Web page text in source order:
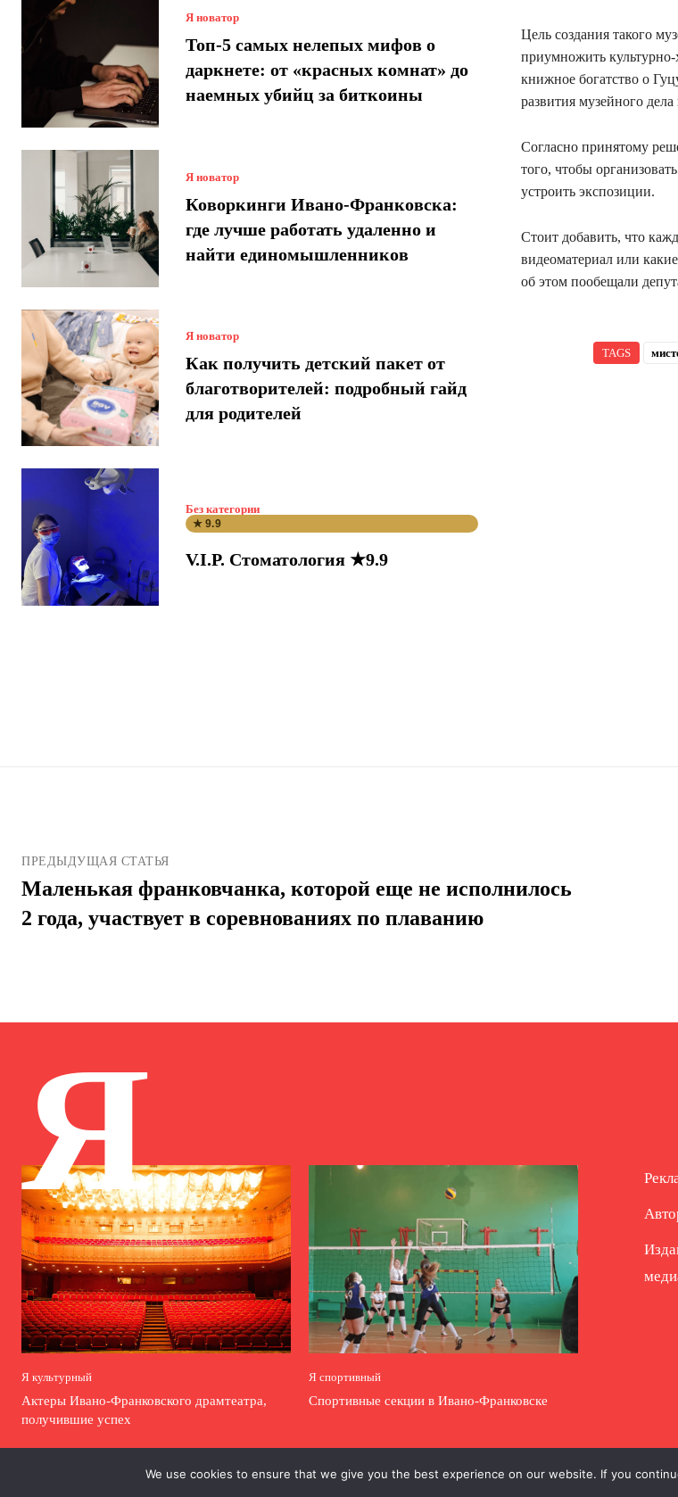
Я новатор
Топ-5 самых нелепых мифов о
даркнете: от «красных комнат» до
наемных убийц за биткоины
Я новатор
Коворкинги Ивано-Франковска:
где лучше работать удаленно и
найти единомышленников
Я новатор
Как получить детский пакет от
благотворителей: подробный гайд
для родителей
Без категории
★ 9.9
V.I.P. Стоматология ★9.9
Цель создания такого
приумножить
книжное богатство о
развития музейного
Согласно принятому
того, чтобы
устроить экспозиции.
Стоит добавить, что
видеоматериал или
об этом пообещали
TAGS
ПРЕДЫДУЩАЯ СТАТЬЯ
Маленькая франковчанка, которой еще не исполнилось
2 года, участвует в соревнованиях по плаванию
Я
Я культурный
Актеры Ивано-Франковского драмтеатра,
получившие успех
Я спортивный
Спортивные секции в Ивано-Франковске
We use cookies to ensure that we give you the best experience on our website. If you